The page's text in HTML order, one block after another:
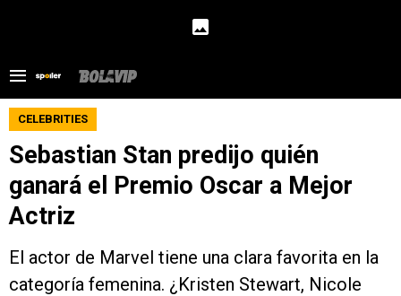
CELEBRITIES
Sebastian Stan predijo quién
ganará el Premio Oscar a Mejor
Actriz
El actor de Marvel tiene una clara favorita en la
categoría femenina. ¿Kristen Stewart, Nicole